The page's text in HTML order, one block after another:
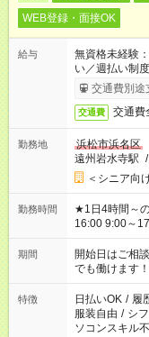
WEB登録・面接OK
給与
無資格未経験
い／週払い制
完了次第のお
交通費別途
交通費 交通
勤務地
浜松市浜名区
遠州岩水寺駅 /
＜シニア向
勤務時間
★1日4時間～の時短シフトOK
16:00 9:00～17:00
場合、他のお
ん ※法令に基
となります ※
短時間・短期
期間
開始日はご相
でも働けます！
特徴 日払いOK / 履
服装自由 / シ
ソコンスキル